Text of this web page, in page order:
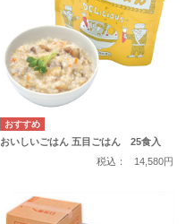
おいしいごはん 五目ごはん 25食入
税込：
14,580円